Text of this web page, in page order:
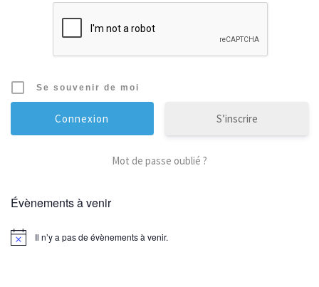
Se souvenir de moi
S’inscrire
Mot de passe oublié ?
Évènements à venir
Il n’y a pas de évènements à venir.